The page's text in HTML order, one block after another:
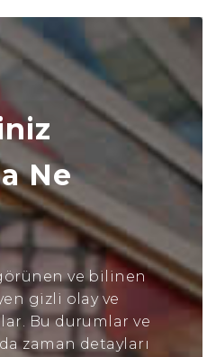
Ne
ve bilinen
gizli olay ve
Bu durumlar ve
zaman detayları